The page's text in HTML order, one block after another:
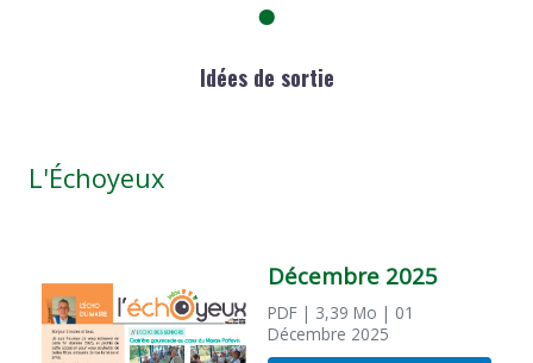
Idées de sortie
L'Échoyeux
Décembre 2025
PDF | 3,39 Mo | 01
Décembre 2025